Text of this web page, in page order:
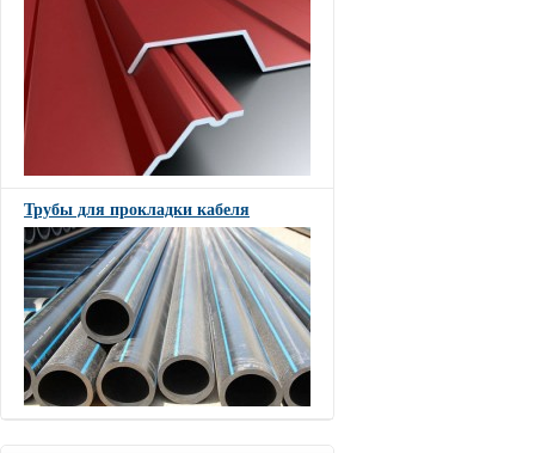
Трубы для прокладки кабеля